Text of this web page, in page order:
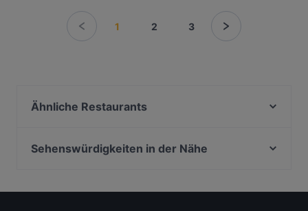
1 2 3
Ähnliche Restaurants
Restaurant-Pension Bachtaverne
Sehenswürdigkeiten in der Nähe